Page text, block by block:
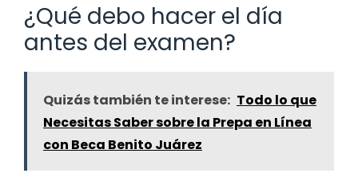
¿Qué debo hacer el día
antes del examen?
Quizás también te interese: Todo lo que
Necesitas Saber sobre la Prepa en Línea
con Beca Benito Juárez